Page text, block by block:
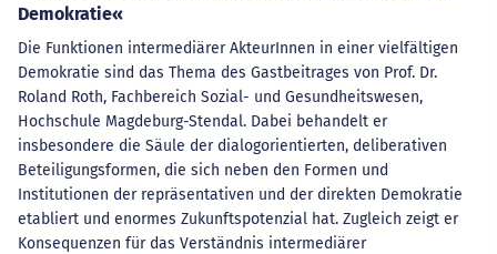
Demokratie«
Die Funktionen intermediärer AkteurInnen in einer vielfältigen
Demokratie sind das Thema des Gastbeitrages von Prof. Dr.
Roland Roth, Fachbereich Sozial- und Gesundheitswesen,
Hochschule Magdeburg-Stendal. Dabei behandelt er
insbesondere die Säule der dialogorientierten, deliberativen
Beteiligungsformen, die sich neben den Formen und
Institutionen der repräsentativen und der direkten Demokratie
etabliert und enormes Zukunftspotenzial hat. Zugleich zeigt er
Konsequenzen für das Verständnis intermediärer